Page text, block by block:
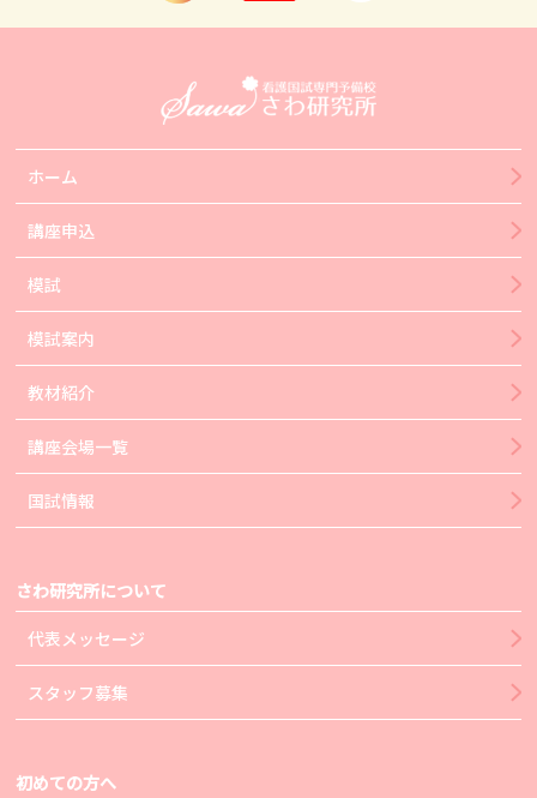
ホーム
講座申込
模試
模試案内
教材紹介
講座会場一覧
国試情報
さわ研究所について
代表メッセージ
スタッフ募集
初めての方へ